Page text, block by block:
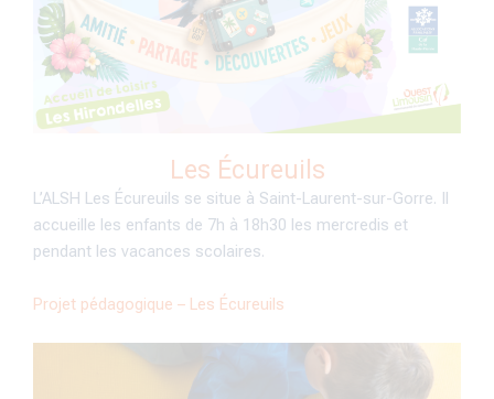
Les Écureuils
L’ALSH Les Écureuils se situe à Saint-Laurent-sur-Gorre. Il
accueille les enfants de 7h à 18h30 les mercredis et
pendant les vacances scolaires.
Projet pédagogique – Les Écureuils